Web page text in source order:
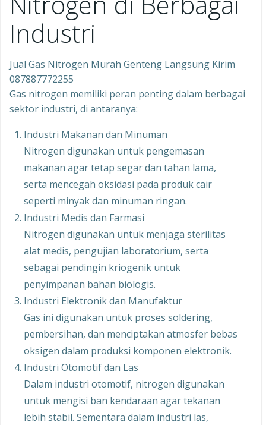
Industri
Jual Gas Nitrogen Murah Genteng Langsung Kirim
087887772255
Gas nitrogen memiliki peran penting dalam berbagai
sektor industri, di antaranya:
Industri Makanan dan Minuman
Nitrogen digunakan untuk pengemasan
makanan agar tetap segar dan tahan lama,
serta mencegah oksidasi pada produk cair
seperti minyak dan minuman ringan.
Industri Medis dan Farmasi
Nitrogen digunakan untuk menjaga sterilitas
alat medis, pengujian laboratorium, serta
sebagai pendingin kriogenik untuk
penyimpanan bahan biologis.
Industri Elektronik dan Manufaktur
Gas ini digunakan untuk proses soldering,
pembersihan, dan menciptakan atmosfer bebas
oksigen dalam produksi komponen elektronik.
Industri Otomotif dan Las
Dalam industri otomotif, nitrogen digunakan
untuk mengisi ban kendaraan agar tekanan
lebih stabil. Sementara dalam industri las,